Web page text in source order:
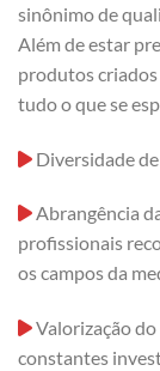
sinônimo de
Além de estar
produtos criados
tudo o que se
Diversidade
Abrangência
profissionais
os campos da
Valorização
constantes